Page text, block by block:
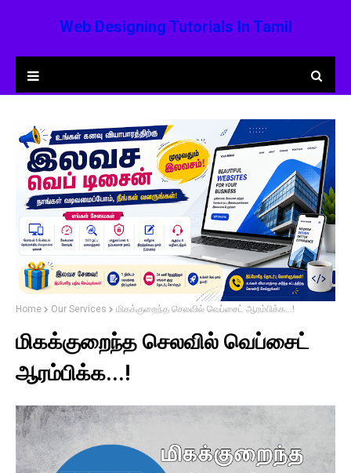
Web Designing Tutorials In Tamil
Home Our Services மிகக்குறைந்த செலவில் வெப்சைட் ஆரம்பிக்க...!
மிகக்குறைந்த செலவில் வெப்சைட்
ஆரம்பிக்க...!